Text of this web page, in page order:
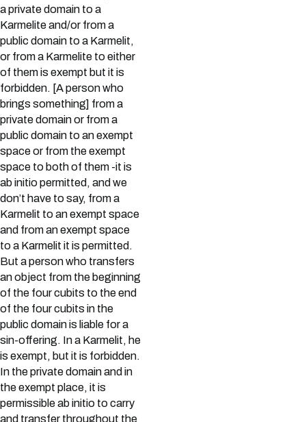
a private domain to a
Karmelite and/or from a
public domain to a Karmelit,
or from a Karmelite to either
of them is exempt but it is
forbidden. [A person who
brings something] from a
private domain or from a
public domain to an exempt
space or from the exempt
space to both of them -it is
ab initio permitted, and we
don’t have to say, from a
Karmelit to an exempt space
and from an exempt space
to a Karmelit it is permitted.
But a person who transfers
an object from the beginning
of the four cubits to the end
of the four cubits in the
public domain is liable for a
sin-offering. In a Karmelit, he
is exempt, but it is forbidden.
In the private domain and in
the exempt place, it is
permissible ab initio to carry
and transfer throughout the